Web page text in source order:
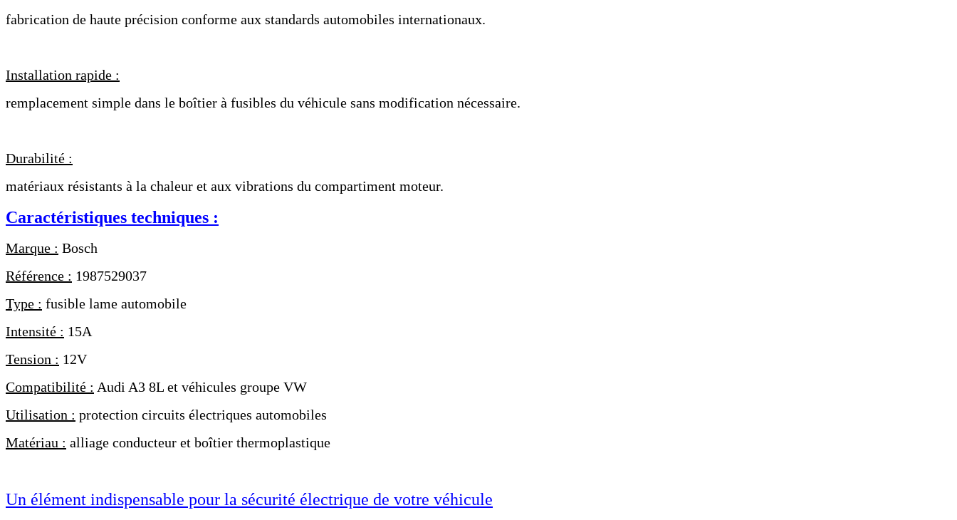
fabrication de haute précision conforme aux standards automobiles internationaux.
Installation rapide :
remplacement simple dans le boîtier à fusibles du véhicule sans modification nécessaire.
Durabilité :
matériaux résistants à la chaleur et aux vibrations du compartiment moteur.
Caractéristiques techniques :
Marque : Bosch
Référence : 1987529037
Type : fusible lame automobile
Intensité : 15A
Tension : 12V
Compatibilité : Audi A3 8L et véhicules groupe VW
Utilisation : protection circuits électriques automobiles
Matériau : alliage conducteur et boîtier thermoplastique
Un élément indispensable pour la sécurité électrique de votre véhicule